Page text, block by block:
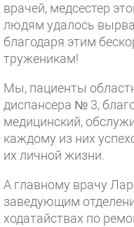
врачей, медсестер
людям удалось
благодаря этим
труженикам!
Мы, пациенты
диспансера № 3,
медицинский,
каждому из них
их личной жизни.
А главному врачу
заведующим
ходатайствах по